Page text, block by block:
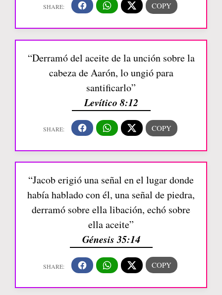
“Derramó del aceite de la unción sobre la
cabeza de Aarón, lo ungió para
santificarlo”
Levítico 8:12
“Jacob erigió una señal en el lugar donde
había hablado con él, una señal de piedra,
derramó sobre ella libación, echó sobre
ella aceite”
Génesis 35:14